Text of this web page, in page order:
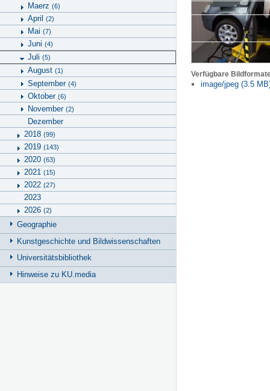
Maerz (6)
April (2)
Mai (7)
Juni (4)
Juli (5)
August (1)
September (4)
Oktober (6)
November (2)
Dezember
2018 (99)
2019 (143)
2020 (63)
2021 (15)
2022 (27)
2023
2026 (2)
Geographie
Kunstgeschichte und Bildwissenschaften
Universitätsbibliothek
Hinweise zu KU.media
Verfügbare
image/jpeg (3.5